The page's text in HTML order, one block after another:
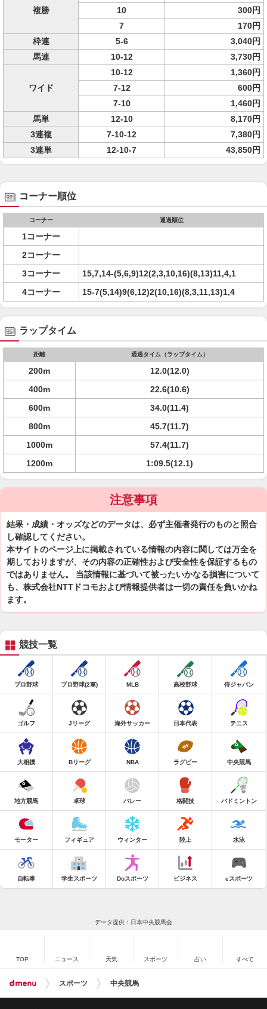
複勝
10
300円
7
170円
枠連
5-6
3,040円
馬連
10-12 3,730円
ワイド
10-12
1,360円
7-12
600円
7-10
1,460円
馬単
12-10
8,170円
3連複
7-10-12
7,380円
3連単
12-10-7 43,850円
コーナー順位
コーナー 通過順位
1コーナー
2コーナー
3コーナー
15,7,14-(5,6,9)12(2,3,10,16)(8,13)11,4,1
4コーナー
15-7(5,14)9(6,12)2(10,16)(8,3,11,13)1,4
ラップタイム
距離 通過タイム（ラップタイム）
200m
12.0(12.0)
400m
22.6(10.6)
600m
34.0(11.4)
800m
45.7(11.7)
1000m
57.4(11.7)
1200m
1:09.5(12.1)
注意事項
結果・成績・オッズなどのデータは、必ず主催者発行のものと照合
し確認してください。
本サイトのページ上に掲載されている情報の内容に関しては万全を
期しておりますが、その内容の正確性および安全性を保証するもの
ではありません。 当該情報に基づいて被ったいかなる損害について
も、株式会社NTTドコモおよび情報提供者は一切の責任を負いかね
ます。
競技一覧
プロ野球 プロ野球(2軍) MLB 高校野球 侍ジャパン
ゴルフ Jリーグ 海外サッカー 日本代表 テニス
大相撲 Bリーグ NBA ラグビー 中央競馬
地方競馬 卓球 バレー 格闘技 バドミントン
モーター フィギュア ウィンター 陸上 水泳
自転車 学生スポーツ Doスポーツ ビジネス eスポーツ
データ提供：日本中央競馬会
TOP ニュース 天気 スポーツ 占い すべて
スポーツ 中央競馬